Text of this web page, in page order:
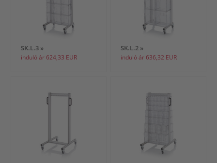
SK.L.3 »
induló ár 624,33 EUR
SK.L.2 »
induló ár 636,32 EUR